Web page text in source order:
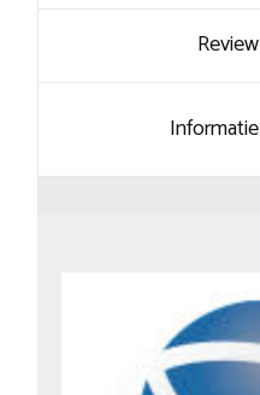
Review
Informatie